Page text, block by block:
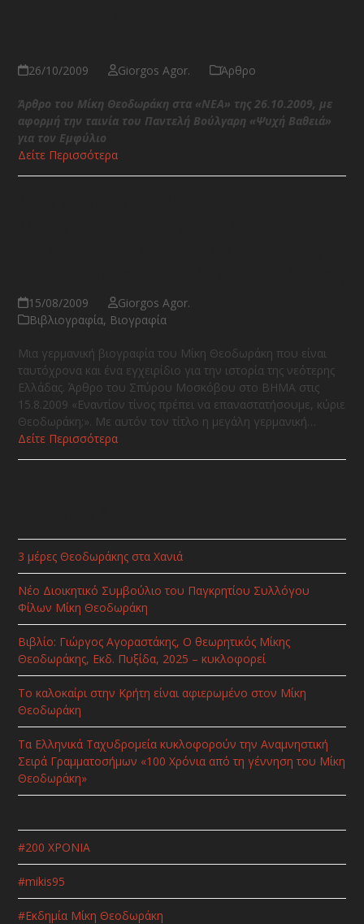
26/10/2009 Giorgos Agor. Άρθρο
Άρθρο του Μίκη Θεοδωράκη στα «ΝΕΑ» της 26.10.2009, με
αφορμή την ταινία του Παντελή Βούλγαρη «Ψυχή Βαθειά»
για τον Εμφύλιο
Δείτε Περισσότερα
15/08/2009
Giorgos Agor.
Βιβλιογραφία, Βιογραφία
Μια γερμανική βιογραφία του Μίκη Θεοδωράκη που είναι
ταυτόχρονα και ένα εγχειρίδιο για την ιστορία της νεότερης
Ελλάδας. Άρθρο του Σπύρου Μοσκόβου στο ΒΗΜΑ στις
15.8.2009 «Εναντίον τίνος πρέπει να επαναστατήσουμε, κύριε
Θεοδωράκη;». Με αυτόν τον τίτλο η μεγάλη γερμανική…
Δείτε Περισσότερα
3 μέρες Θεοδωράκης στα Χανιά
Νέο Διοικητικό Συμβούλιο του Παγκρητίου Συλλόγου
Φίλων Μίκη Θεοδωράκη
Βιβλίο: Γιώργος Αγοραστάκης, Ο θεωρητικός Μίκης
Θεοδωράκης, Εκδ. Πυξίδα, 2025 – κυκλοφορεί
Το καλοκαίρι στην Κρήτη είναι αφιερωμένο στον Μίκη
Θεοδωράκη
Τα Ελληνικά Ταχυδρομεία κυκλοφορούν την Αναμνηστική
Σειρά Γραμματοσήμων «100 Χρόνια από τη γέννηση του Μίκη
Θεοδωράκη»
#200 ΧΡΟΝΙΑ
#mikis95
#Εκδημία Μίκη Θεοδωράκη